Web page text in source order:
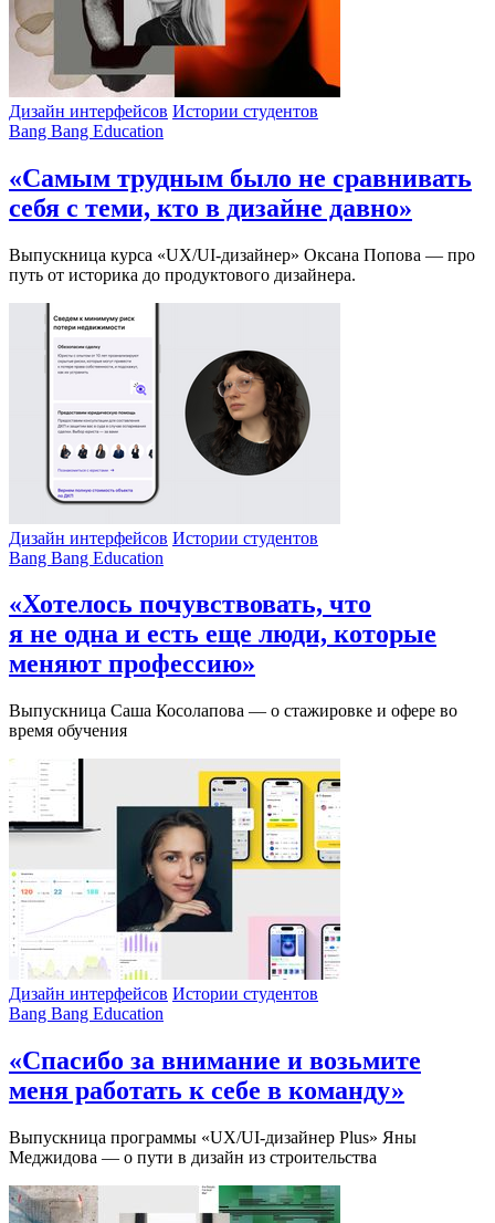
Дизайн интерфейсов Истории студентов
Bang Bang Education
«Самым трудным было не сравнивать
себя с теми, кто в дизайне давно»
Выпускница курса «UX/UI-дизайнер» Оксана Попова — про
путь от историка до продуктового дизайнера.
Дизайн интерфейсов Истории студентов
Bang Bang Education
«Хотелось почувствовать, что
я не одна и есть еще люди, которые
меняют профессию»
Выпускница Саша Косолапова — о стажировке и офере во
время обучения
Дизайн интерфейсов Истории студентов
Bang Bang Education
«Спасибо за внимание и возьмите
меня работать к себе в команду»
Выпускница программы «UX/UI-дизайнер Plus» Яны
Меджидова — о пути в дизайн из строительства